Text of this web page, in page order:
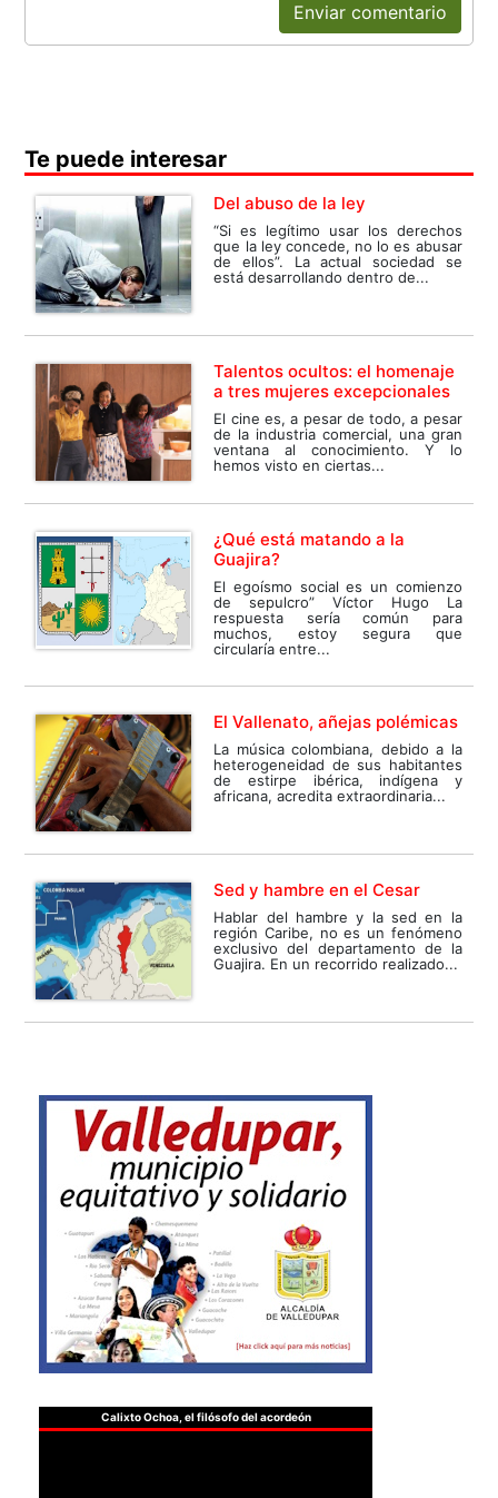
Enviar comentario
Te puede interesar
Del abuso de la ley
“Si es legítimo usar los derechos
que la ley concede, no lo es abusar
de ellos”. La actual sociedad se
está desarrollando dentro de...
Talentos ocultos: el homenaje
a tres mujeres excepcionales
El cine es, a pesar de todo, a pesar
de la industria comercial, una gran
ventana al conocimiento. Y lo
hemos visto en ciertas...
¿Qué está matando a la
Guajira?
El egoísmo social es un comienzo
de sepulcro” Víctor Hugo La
respuesta sería común para
muchos, estoy segura que
circularía entre...
El Vallenato, añejas polémicas
La música colombiana, debido a la
heterogeneidad de sus habitantes
de estirpe ibérica, indígena y
africana, acredita extraordinaria...
Sed y hambre en el Cesar
Hablar del hambre y la sed en la
región Caribe, no es un fenómeno
exclusivo del departamento de la
Guajira. En un recorrido realizado...
Calixto Ochoa, el filósofo del acordeón